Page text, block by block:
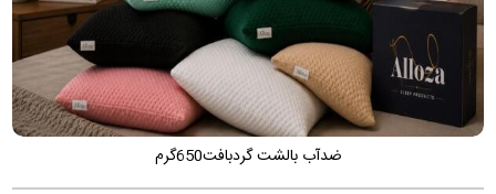
ضدآب بالشت گردبافت650گرم